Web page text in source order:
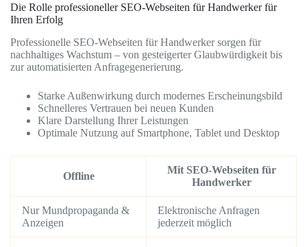
Die Rolle professioneller SEO-Webseiten für Handwerker für
Ihren Erfolg
Professionelle SEO-Webseiten für Handwerker sorgen für
nachhaltiges Wachstum – von gesteigerter Glaubwürdigkeit bis
zur automatisierten Anfragegenerierung.
Starke Außenwirkung durch modernes Erscheinungsbild
Schnelleres Vertrauen bei neuen Kunden
Klare Darstellung Ihrer Leistungen
Optimale Nutzung auf Smartphone, Tablet und Desktop
Offline
Mit SEO-Webseiten für
Handwerker
Nur Mundpropaganda &
Anzeigen
Elektronische Anfragen
jederzeit möglich